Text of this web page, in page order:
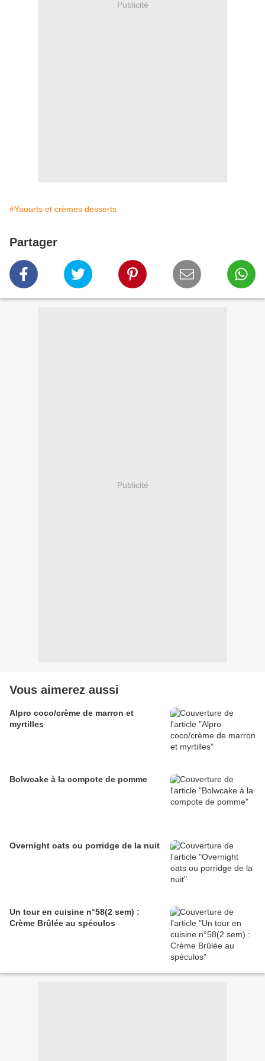
Publicité
#Yaourts et crèmes desserts
Partager
Publicité
Vous aimerez aussi
Alpro coco/crème de marron et
myrtilles
Bolwcake à la compote de pomme
Overnight oats ou porridge de la nuit
Un tour en cuisine n°58(2 sem) :
Crème Brûlée au spéculos